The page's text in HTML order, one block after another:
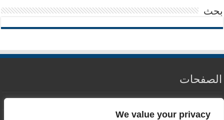
We value your privacy
بحث
الصفحات
سياسة الخصوصية